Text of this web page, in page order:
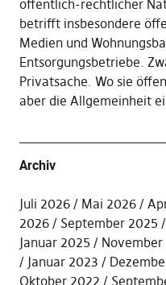
öffentlich-rechtlicher
betrifft insbesondere
Medien und
Entsorgungsbetriebe.
Privatsache. Wo sie
aber die Allgemeinheit
Archiv
Juli 2026 Mai 2026
2026
September 2025
Januar 2025
Januar 2023
Oktober 2022